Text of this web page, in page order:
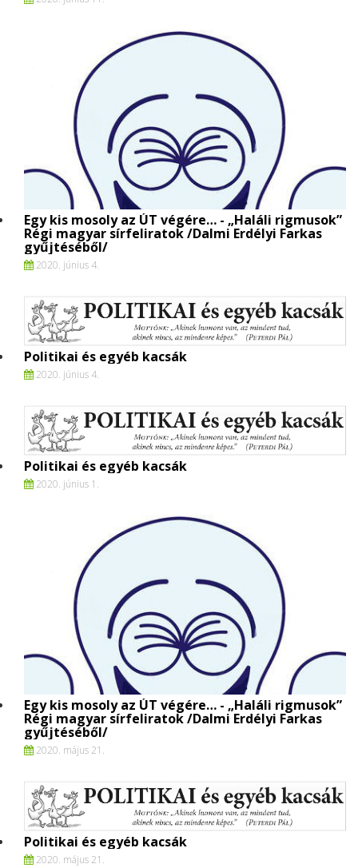
Egy kis mosoly az ÚT végére… - „Haláli rigmusok”
Régi magyar sírfeliratok /Dalmi Erdélyi Farkas
gyűjtéséből/
2020. június 4.
Politikai és egyéb kacsák
2020. június 4.
Politikai és egyéb kacsák
2020. június 1.
Egy kis mosoly az ÚT végére… - „Haláli rigmusok”
Régi magyar sírfeliratok /Dalmi Erdélyi Farkas
gyűjtéséből/
2020. május 21.
Politikai és egyéb kacsák
2020. május 21.